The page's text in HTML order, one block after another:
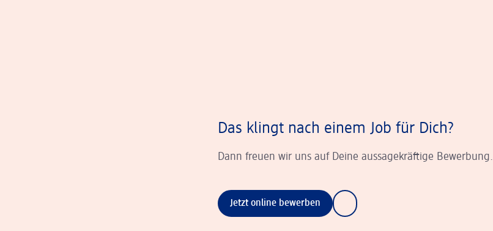
Das klingt nach einem Job für Dich?
Dann freuen wir uns auf Deine aussagekräftige Bewerbung.
Jetzt online bewerben